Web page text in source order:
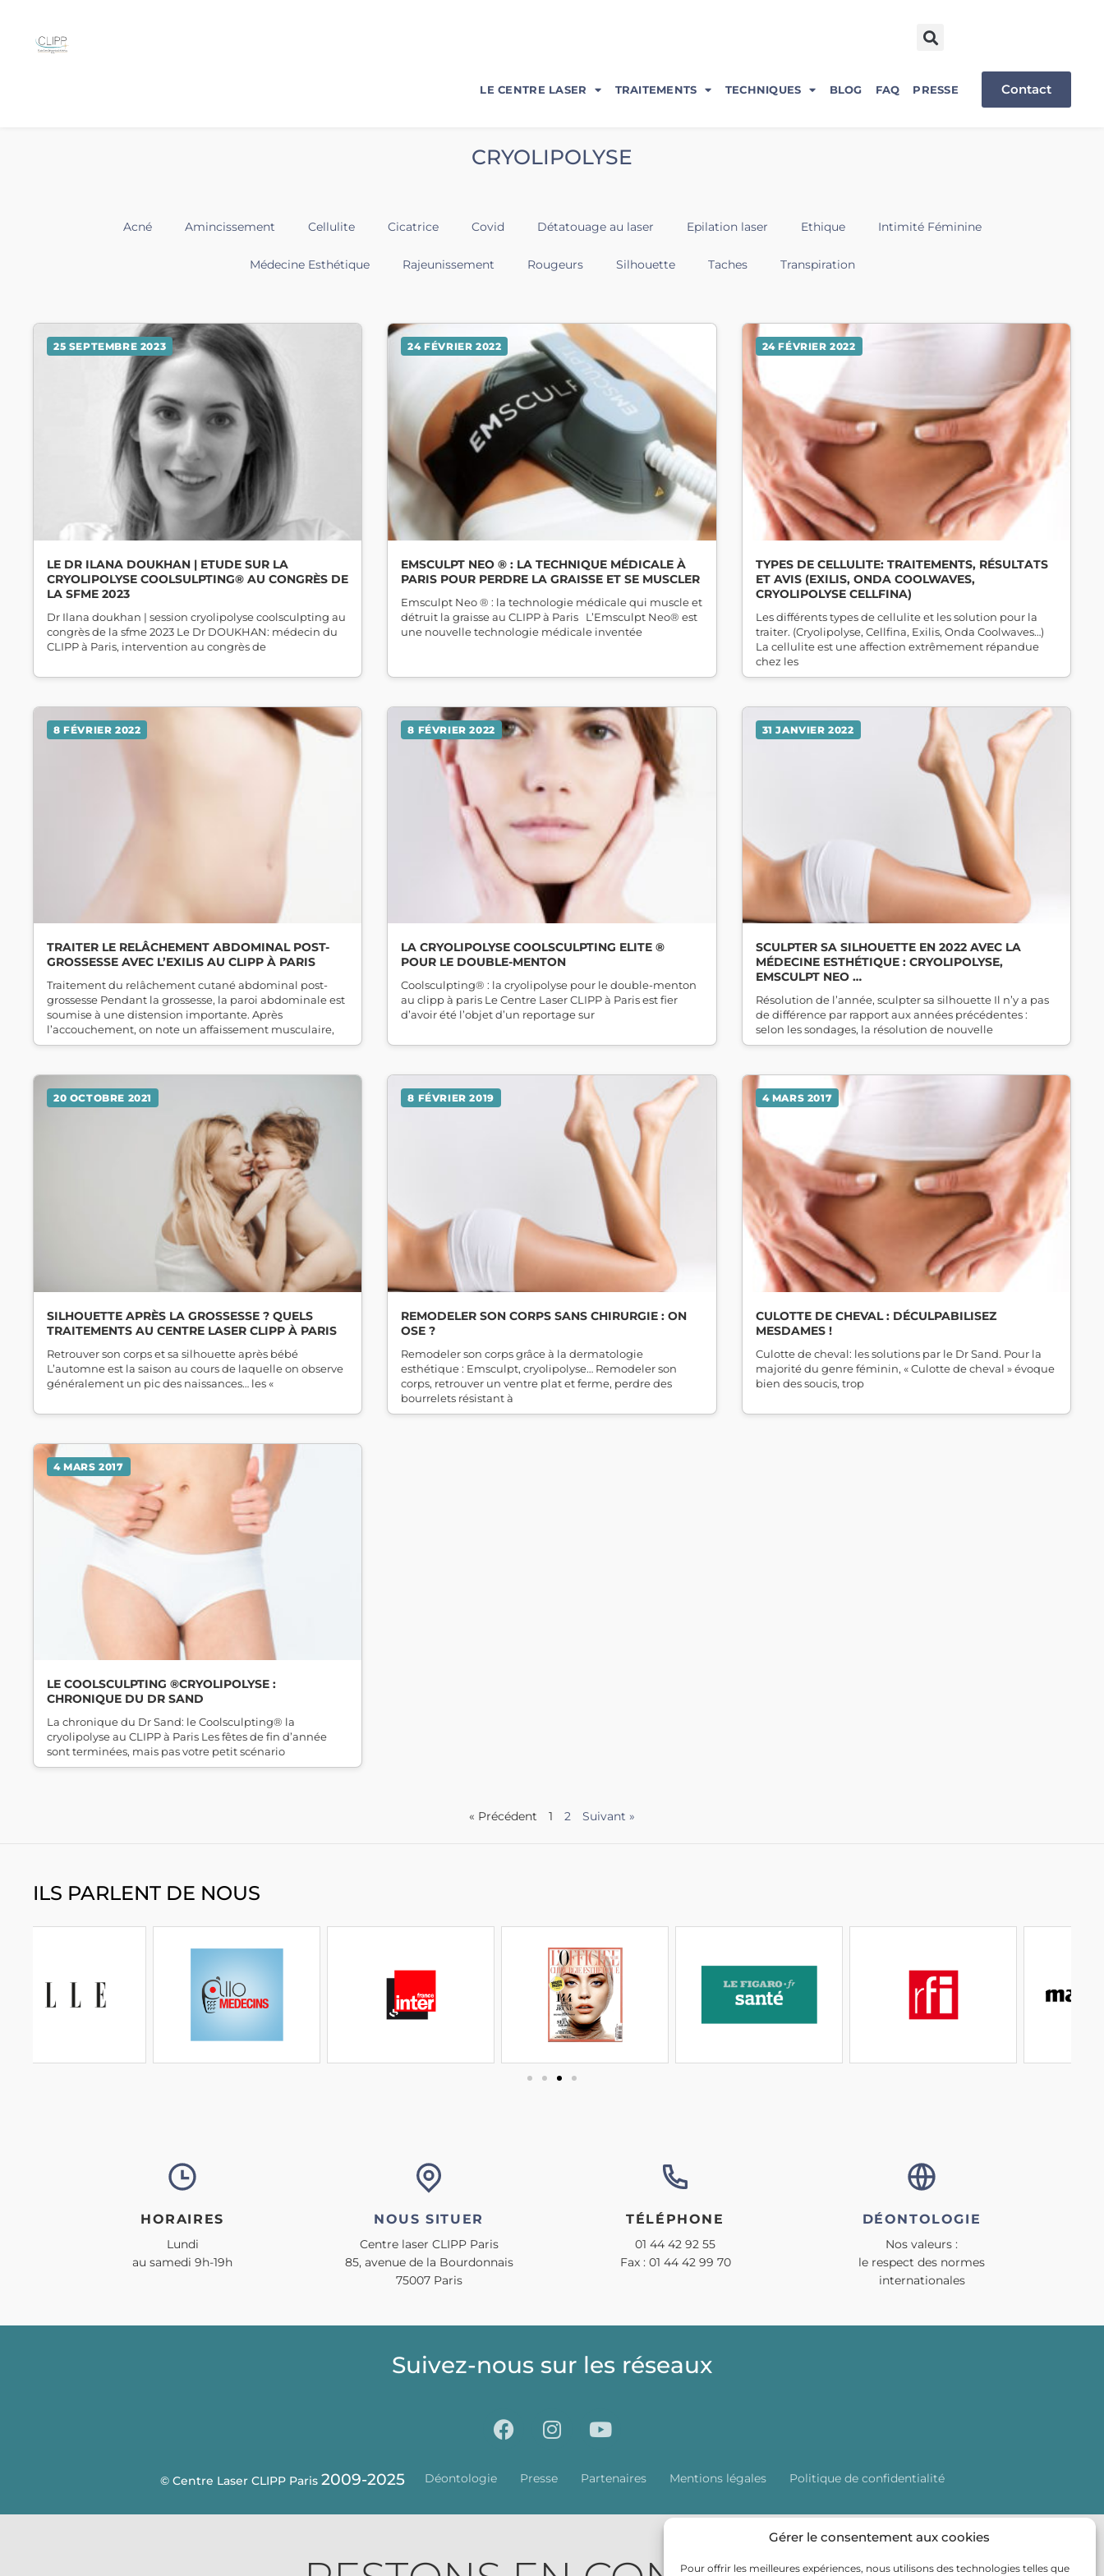
Gérer le consentement aux cookies
Pour offrir les meilleures expériences, nous utilisons des technologies telles que
LE CENTRE LASER TRAITEMENTS TECHNIQUES BLOG FAQ PRESSE Contact
CRYOLIPOLYSE
Acné Amincissement Cellulite Cicatrice Covid Détatouage au laser Epilation laser Ethique Intimité Féminine
Médecine Esthétique Rajeunissement Rougeurs Silhouette Taches Transpiration
LE DR ILANA DOUKHAN | ETUDE SUR LA
CRYOLIPOLYSE COOLSULPTING® AU CONGRÈS DE
LA SFME 2023
25 SEPTEMBRE 2023
Dr Ilana doukhan | session cryolipolyse coolsculpting au
congrès de la sfme 2023 Le Dr DOUKHAN: médecin du
CLIPP à Paris, intervention au congrès de
EMSCULPT NEO ® : LA TECHNIQUE MÉDICALE À
PARIS POUR PERDRE LA GRAISSE ET SE MUSCLER
24 FÉVRIER 2022
Emsculpt Neo ® : la technologie médicale qui muscle et
détruit la graisse au CLIPP à Paris L’Emsculpt Neo® est
une nouvelle technologie médicale inventée
TYPES DE CELLULITE: TRAITEMENTS, RÉSULTATS
ET AVIS (EXILIS, ONDA COOLWAVES,
CRYOLIPOLYSE CELLFINA)
24 FÉVRIER 2022
Les différents types de cellulite et les solution pour la
traiter. (Cryolipolyse, Cellfina, Exilis, Onda Coolwaves…)
La cellulite est une affection extrêmement répandue
chez les
TRAITER LE RELÂCHEMENT ABDOMINAL POST-
GROSSESSE AVEC L’EXILIS AU CLIPP À PARIS
8 FÉVRIER 2022
Traitement du relâchement cutané abdominal post-
grossesse Pendant la grossesse, la paroi abdominale est
soumise à une distension importante. Après
l’accouchement, on note un affaissement musculaire,
LA CRYOLIPOLYSE COOLSCULPTING ELITE ®
POUR LE DOUBLE-MENTON
8 FÉVRIER 2022
Coolsculpting® : la cryolipolyse pour le double-menton
au clipp à paris Le Centre Laser CLIPP à Paris est fier
d’avoir été l’objet d’un reportage sur
SCULPTER SA SILHOUETTE EN 2022 AVEC LA
MÉDECINE ESTHÉTIQUE : CRYOLIPOLYSE,
EMSCULPT NEO …
31 JANVIER 2022
Résolution de l’année, sculpter sa silhouette Il n’y a pas
de différence par rapport aux années précédentes :
selon les sondages, la résolution de nouvelle
SILHOUETTE APRÈS LA GROSSESSE ? QUELS
TRAITEMENTS AU CENTRE LASER CLIPP À PARIS
20 OCTOBRE 2021
Retrouver son corps et sa silhouette après bébé
L’automne est la saison au cours de laquelle on observe
généralement un pic des naissances… les «
REMODELER SON CORPS SANS CHIRURGIE : ON
OSE ?
8 FÉVRIER 2019
Remodeler son corps grâce à la dermatologie
esthétique : Emsculpt, cryolipolyse… Remodeler son
corps, retrouver un ventre plat et ferme, perdre des
bourrelets résistant à
CULOTTE DE CHEVAL : DÉCULPABILISEZ
MESDAMES !
4 MARS 2017
Culotte de cheval: les solutions par le Dr Sand. Pour la
majorité du genre féminin, « Culotte de cheval » évoque
bien des soucis, trop
LE COOLSCULPTING ®CRYOLIPOLYSE :
CHRONIQUE DU DR SAND
4 MARS 2017
La chronique du Dr Sand: le Coolsculpting® la
cryolipolyse au CLIPP à Paris Les fêtes de fin d’année
sont terminées, mais pas votre petit scénario
« Précédent 1 2 Suivant »
ILS PARLENT DE NOUS
HORAIRES
Lundi
au samedi 9h-19h
NOUS SITUER
Centre laser CLIPP Paris
85, avenue de la Bourdonnais
75007 Paris
TÉLÉPHONE
01 44 42 92 55
Fax : 01 44 42 99 70
DÉONTOLOGIE
Nos valeurs :
le respect des normes
internationales
Suivez-nous sur les réseaux
© Centre Laser CLIPP Paris 2009-2025 Déontologie Presse Partenaires Mentions légales Politique de confidentialité